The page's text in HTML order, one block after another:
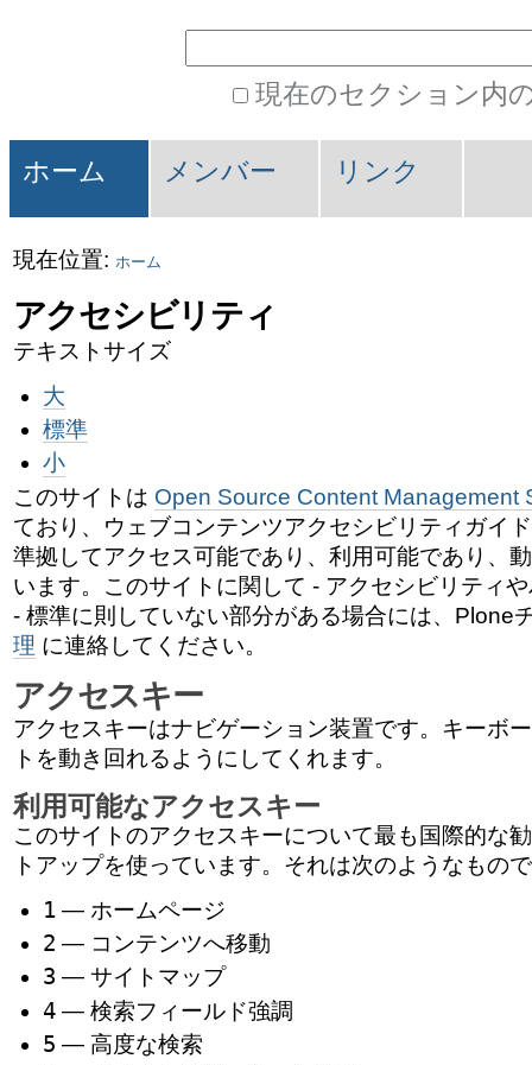
ン
ツ
に
飛
ぶ
ナ
ビ
ゲ
ー
シ
ョ
ン
に
飛
ぶ
ナ
ル
ツ
ー
現在のセクション内
細
セ
ク
シ
ョ
ン
ホーム メンバー リンク
現在位置: ホーム
アクセシビリティ
テキストサイズ
大
標準
小
このサイトは Open Source Content Management
ており、ウェブコンテンツアクセシビリティガイ
準拠してアクセス可能であり、利用可能であり、
います。このサイトに関して - アクセシビリティ
- 標準に則していない部分がある場合には、Plone
理 に連絡してください。
アクセスキー
アクセスキーはナビゲーション装置です。キーボ
トを動き回れるようにしてくれます。
利用可能なアクセスキー
このサイトのアクセスキーについて最も国際的な
トアップを使っています。それは次のようなもの
1 — ホームページ
2 — コンテンツへ移動
3 — サイトマップ
4 — 検索フィールド強調
5 — 高度な検索